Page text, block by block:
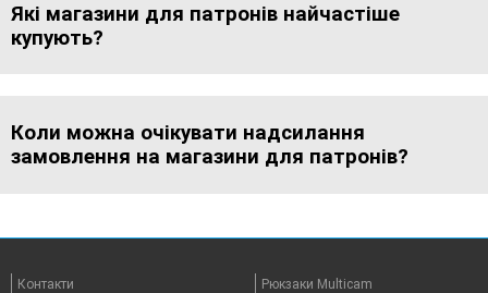
Які магазини для патронів найчастіше
купують?
Коли можна очікувати надсилання
замовлення на магазини для патронів?
Контакти
Рюкзаки Multicam